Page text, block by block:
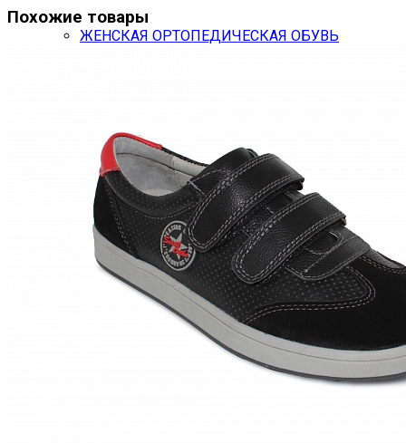
ЖЕНСКАЯ ОРТОПЕДИЧЕСКАЯ ОБУВЬ
МУЖСКАЯ ОРТОПЕДИЧЕСКАЯ ОБУВЬ
Похожие товары